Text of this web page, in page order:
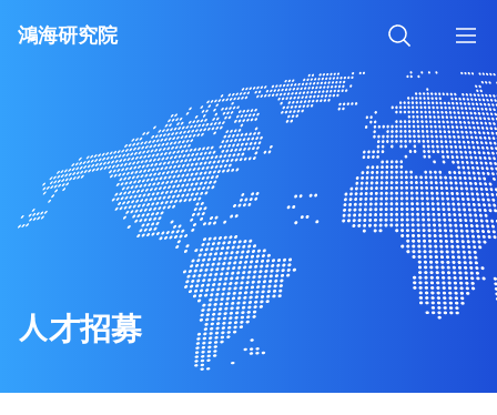
鴻海研究院
關於我們
最新消息
研究人員
人工智慧研究所
資通安全研究所
半導體研究所
新世代通訊研究所
研究成果
專欄與研討會
研討活動
影片
社群媒體
人才招募